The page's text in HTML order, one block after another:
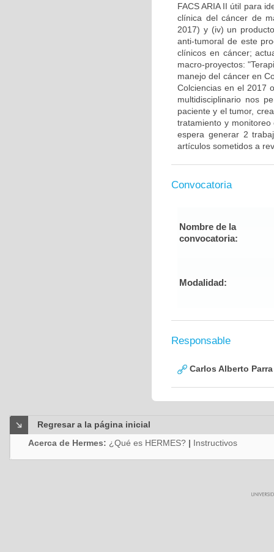
FACS ARIA II útil para
clínica del cáncer de
2017) y (iv) un
anti-tumoral de este
clínicos en cáncer;
macro-proyectos:
manejo del cáncer en
Colciencias en el 2017
multidisciplinario nos
paciente y el tumor,
tratamiento y
espera generar 2
artículos sometidos a
Convocatoria
Nombre de la
convocatoria:
Modalidad:
Responsable
Carlos Alberto
Regresar a la página inicial
Acerca de Hermes: ¿Qué es HERMES? | Instructivos